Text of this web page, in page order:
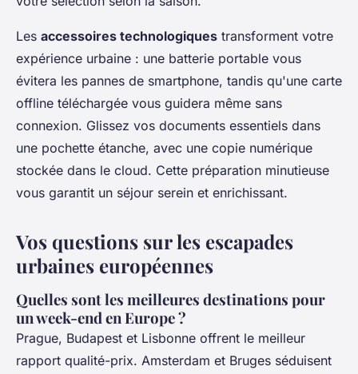
Les accessoires technologiques transforment votre
expérience urbaine : une batterie portable vous
évitera les pannes de smartphone, tandis qu'une carte
offline téléchargée vous guidera même sans
connexion. Glissez vos documents essentiels dans
une pochette étanche, avec une copie numérique
stockée dans le cloud. Cette préparation minutieuse
vous garantit un séjour serein et enrichissant.
Vos questions sur les escapades
urbaines européennes
Quelles sont les meilleures destinations pour
un week-end en Europe ?
Prague, Budapest et Lisbonne offrent le meilleur
rapport qualité-prix. Amsterdam et Bruges séduisent